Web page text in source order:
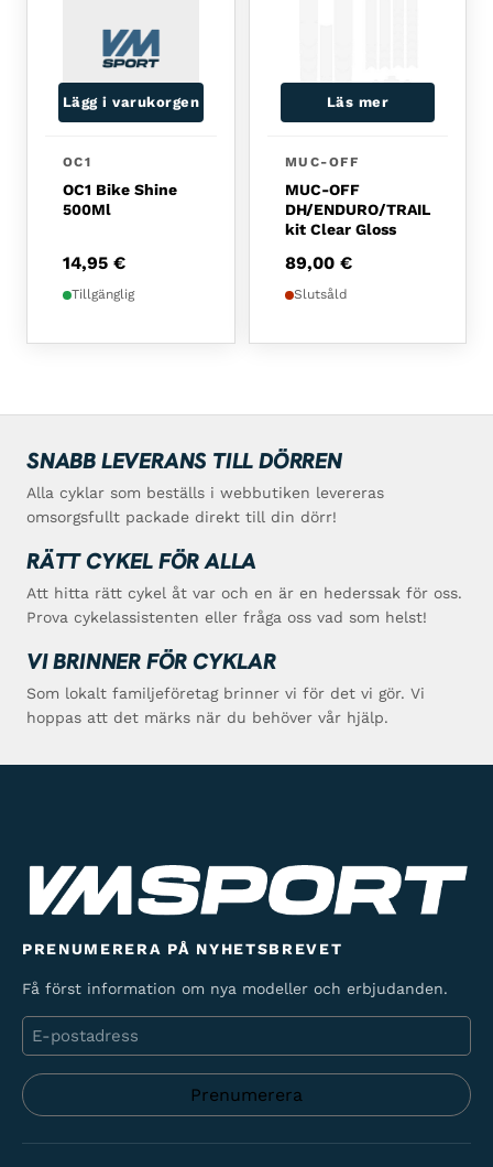
Lägg i varukorgen
OC1
OC1 Bike Shine
500Ml
14,95 €
Tillgänglig
Läs mer
MUC-OFF
MUC-OFF
DH/ENDURO/TRAIL
kit Clear Gloss
89,00 €
Slutsåld
SNABB LEVERANS TILL DÖRREN
Alla cyklar som beställs i webbutiken levereras
omsorgsfullt packade direkt till din dörr!
RÄTT CYKEL FÖR ALLA
Att hitta rätt cykel åt var och en är en hederssak för oss.
Prova cykelassistenten eller fråga oss vad som helst!
VI BRINNER FÖR CYKLAR
Som lokalt familjeföretag brinner vi för det vi gör. Vi
hoppas att det märks när du behöver vår hjälp.
PRENUMERERA PÅ NYHETSBREVET
Få först information om nya modeller och erbjudanden.
E-
post